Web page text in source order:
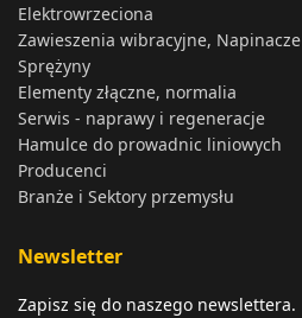
Elektrowrzeciona
Zawieszenia wibracyjne, Napinacze
Sprężyny
Elementy złączne, normalia
Serwis - naprawy i regeneracje
Hamulce do prowadnic liniowych
Producenci
Branże i Sektory przemysłu
Newsletter
Zapisz się do naszego newslettera.